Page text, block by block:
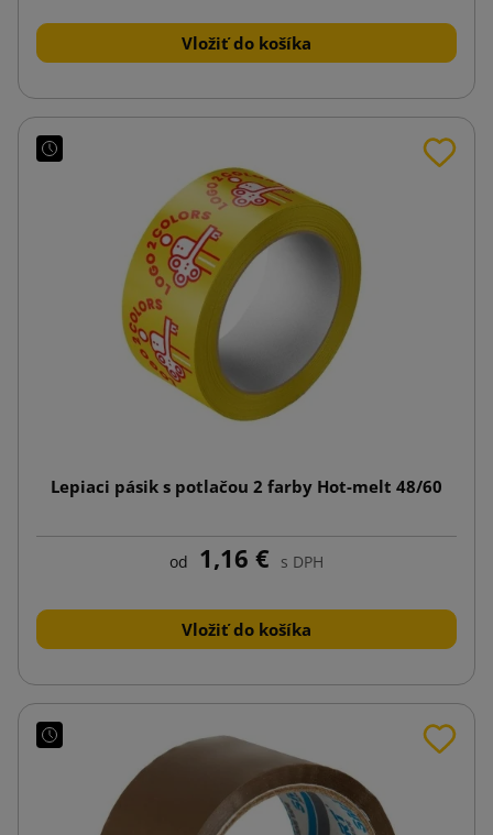
Vložiť do košíka
Lepiaci pásik s potlačou 2 farby Hot-melt 48/60
od 1,16 € s DPH
Vložiť do košíka